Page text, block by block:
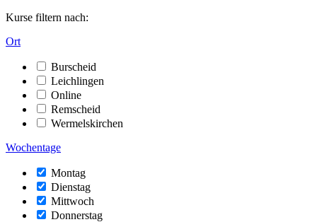
Kurse filtern nach:
Ort
Burscheid
Leichlingen
Online
Remscheid
Wermelskirchen
Wochentage
Montag
Dienstag
Mittwoch
Donnerstag